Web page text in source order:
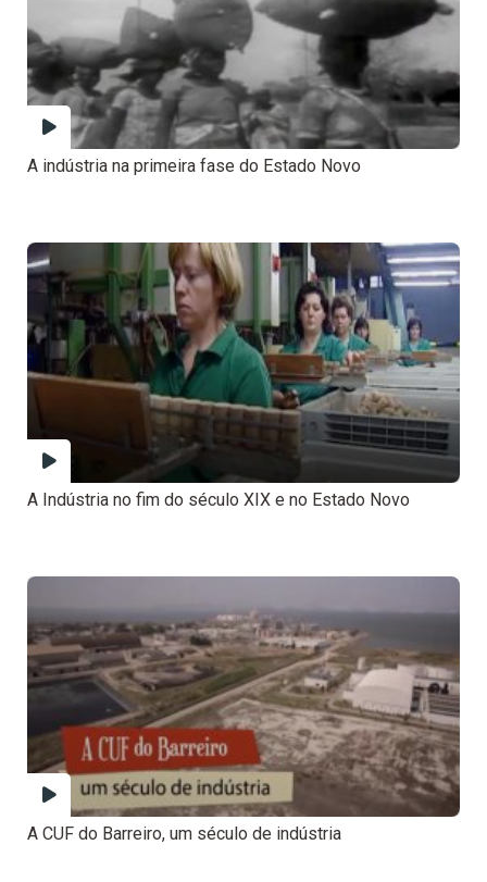
A indústria na primeira fase do Estado Novo
A Indústria no fim do século XIX e no Estado Novo
A CUF do Barreiro, um século de indústria